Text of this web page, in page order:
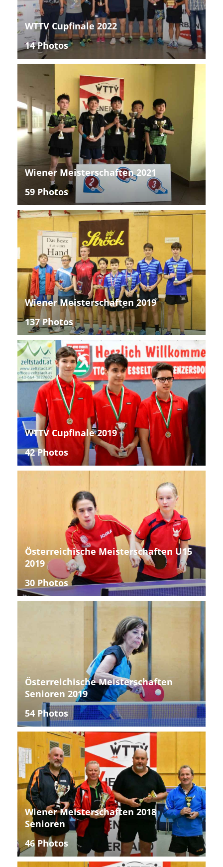
WTTV Cupfinale 2022
14 Photos
Wiener Meisterschaften 2021
59 Photos
Wiener Meisterschaften 2019
137 Photos
WTTV Cupfinale 2019
42 Photos
Österreichische Meisterschaften U15
2019
30 Photos
Österreichische Meisterschaften
Senioren 2019
54 Photos
Wiener Meisterschaften 2018
Senioren
46 Photos